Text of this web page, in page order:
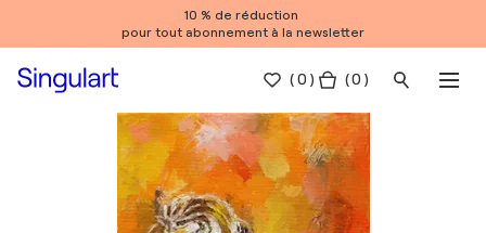
10 % de réduction
pour tout abonnement à la newsletter
(0 ) ( 0 )